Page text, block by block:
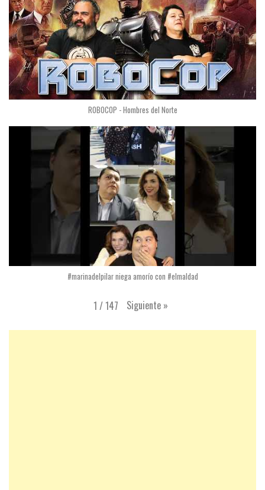
ROBOCOP - Hombres del Norte
#marinadelpilar niega amorío con #elmaldad
1 /147 Siguiente »